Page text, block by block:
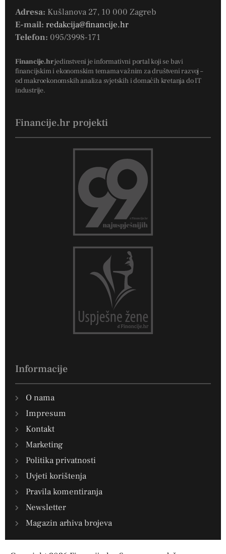
Adresa: Kušlanova 27, 10 000 Zagreb
E-mail: redakcija@financije.hr
Telefon: 095/3998-171
Financije.hrjedinstveni je informativni portal koji se bavi
financijskim i ekonomskim temama važnim za društveni razvoj –
od makroekonomskih analiza svjetskih i domaćih kretanja do IT
industrije.
Financije.hr projekti
Informacije
O nama
Impresum
Kontakt
Marketing
Politika privatnosti
Uvjeti korištenja
Pravila komentiranja
Newsletter
Magazin arhiva brojeva